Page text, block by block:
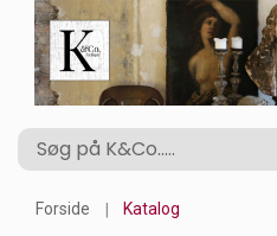
Forside Katalog